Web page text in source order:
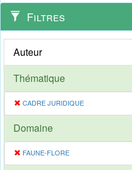
Filtres
Auteur
Thématique
CADRE JURIDIQUE
Domaine
FAUNE-FLORE